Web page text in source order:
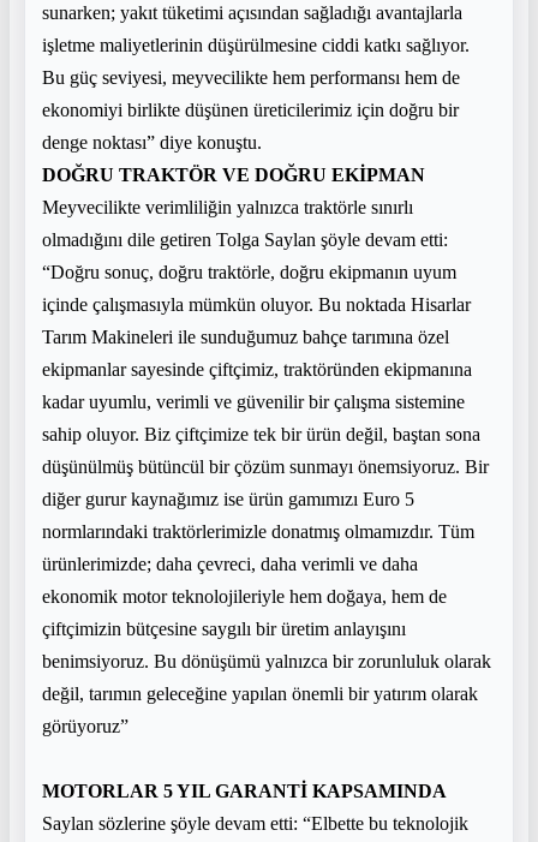
sunarken; yakıt tüketimi açısından sağladığı avantajlarla
işletme maliyetlerinin düşürülmesine ciddi katkı sağlıyor.
Bu güç seviyesi, meyvecilikte hem performansı hem de
ekonomiyi birlikte düşünen üreticilerimiz için doğru bir
denge noktası” diye konuştu.
DOĞRU TRAKTÖR VE DOĞRU EKİPMAN
Meyvecilikte verimliliğin yalnızca traktörle sınırlı
olmadığını dile getiren Tolga Saylan şöyle devam etti:
“Doğru sonuç, doğru traktörle, doğru ekipmanın uyum
içinde çalışmasıyla mümkün oluyor. Bu noktada Hisarlar
Tarım Makineleri ile sunduğumuz bahçe tarımına özel
ekipmanlar sayesinde çiftçimiz, traktöründen ekipmanına
kadar uyumlu, verimli ve güvenilir bir çalışma sistemine
sahip oluyor. Biz çiftçimize tek bir ürün değil, baştan sona
düşünülmüş bütüncül bir çözüm sunmayı önemsiyoruz. Bir
diğer gurur kaynağımız ise ürün gamımızı Euro 5
normlarındaki traktörlerimizle donatmış olmamızdır. Tüm
ürünlerimizde; daha çevreci, daha verimli ve daha
ekonomik motor teknolojileriyle hem doğaya, hem de
çiftçimizin bütçesine saygılı bir üretim anlayışını
benimsiyoruz. Bu dönüşümü yalnızca bir zorunluluk olarak
değil, tarımın geleceğine yapılan önemli bir yatırım olarak
görüyoruz”
MOTORLAR 5 YIL GARANTİ KAPSAMINDA
Saylan sözlerine şöyle devam etti: “Elbette bu teknolojik